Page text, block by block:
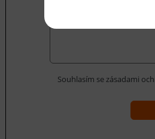
Souhlasím se zásadami